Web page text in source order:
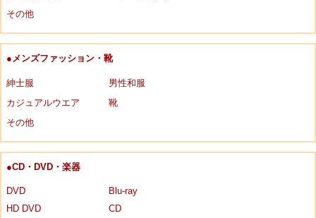
その他
●メンズファッション・靴
紳士服
男性和服
カジュアルウエア
靴
その他
●CD・DVD・楽器
DVD
Blu-ray
HD DVD
CD